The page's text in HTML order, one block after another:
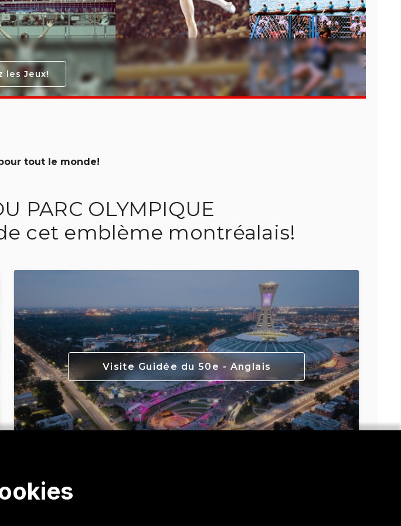
les Jeux!
tout le monde!
PARC OLYMPIQUE
cet emblème montréalais!
Visite Guidée du 50e - Anglais